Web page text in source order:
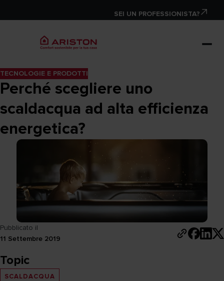
SEI UN PROFESSIONISTA?
TECNOLOGIE E PRODOTTI
Perché scegliere uno
scaldacqua ad alta efficienza
energetica?
Pubblicato il
11 Settembre 2019
Topic
SCALDACQUA